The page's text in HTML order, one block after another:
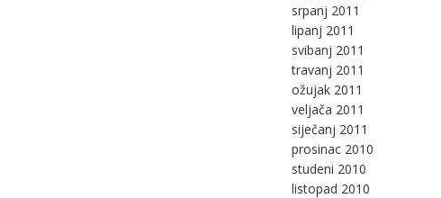
srpanj 2011
lipanj 2011
svibanj 2011
travanj 2011
ožujak 2011
veljača 2011
siječanj 2011
prosinac 2010
studeni 2010
listopad 2010